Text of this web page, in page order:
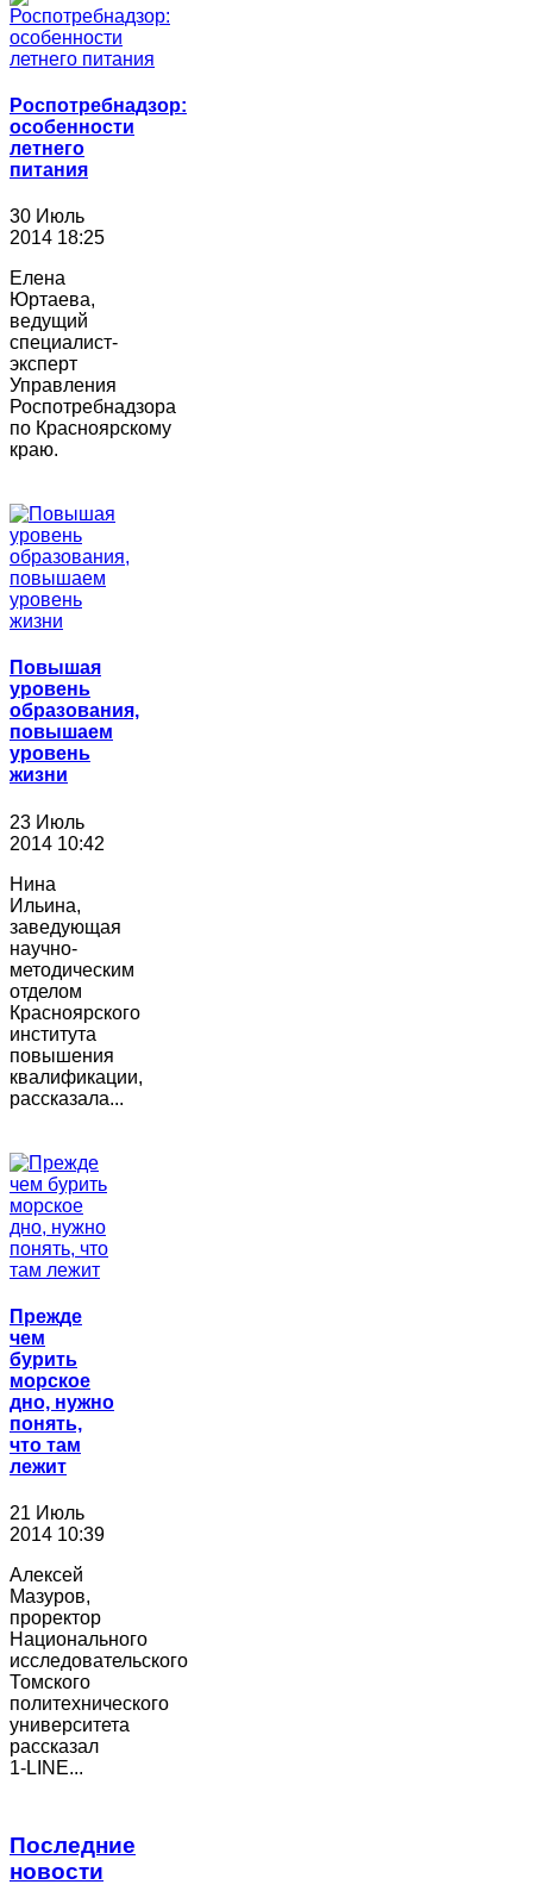
Роспотребнадзор:
особенности
летнего
питания
30 Июль
2014 18:25
Елена
Юртаева,
ведущий
специалист-
эксперт
Управления
Роспотребнадзора
по Красноярскому
краю.
Повышая
уровень
образования,
повышаем
уровень
жизни
23 Июль
2014 10:42
Нина
Ильина,
заведующая
научно-
методическим
отделом
Красноярского
института
повышения
квалификации,
рассказала...
Прежде
чем
бурить
морское
дно, нужно
понять,
что там
лежит
21 Июль
2014 10:39
Алексей
Мазуров,
проректор
Национального
исследовательского
Томского
политехнического
университета
рассказал
1-LINE...
Последние
новости